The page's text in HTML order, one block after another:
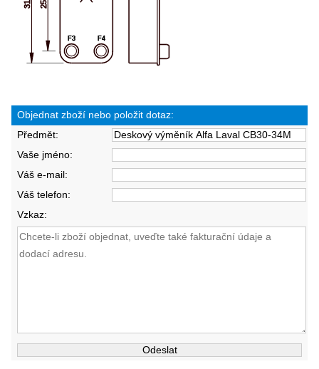
Objednat zboží nebo položit dotaz:
Předmět:
Vaše jméno:
Váš e-mail:
Váš telefon:
Vzkaz: